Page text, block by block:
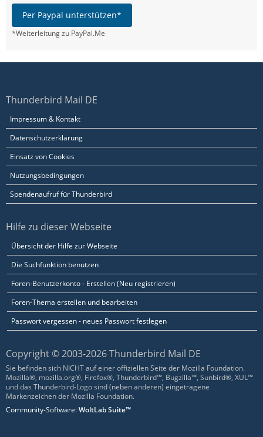
Per Paypal unterstützen*
*Weiterleitung zu PayPal.Me
Thunderbird Mail DE
Impressum & Kontakt
Datenschutzerklärung
Einsatz von Cookies
Nutzungsbedingungen
Spendenaufruf für Thunderbird
Hilfe zu dieser Webseite
Übersicht der Hilfe zur Webseite
Die Suchfunktion benutzen
Foren-Benutzerkonto - Erstellen (Neu registrieren)
Foren-Thema erstellen und bearbeiten
Passwort vergessen - neues Passwort festlegen
Copyright © 2003-2026 Thunderbird Mail DE
Sie befinden sich NICHT auf einer offiziellen Seite der Mozilla Foundation.
Mozilla®, mozilla.org®, Firefox®, Thunderbird™, Bugzilla™, Sunbird®, XUL™
und das Thunderbird-Logo sind (neben anderen) eingetragene
Markenzeichen der Mozilla Foundation.
Community-Software:WoltLab Suite™